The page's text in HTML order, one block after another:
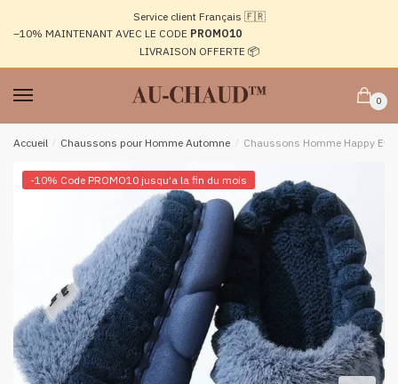
navigation
Service client Français 🇫🇷
–10% MAINTENANT AVEC LE CODE PROMO10
LIVRAISON OFFERTE 📦
0
Accueil / Chaussons pour Homme Automne / Chaussons Homme Happy
-10% Code PROMO10 jusqu'a la fin du mois